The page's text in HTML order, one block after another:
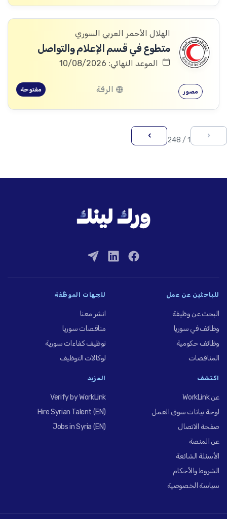
الهلال الأحمر العربي السوري
متطوع في قسم الإعلام والتواصل
الموعد النهائي: 10/08/2026
مصور الرقة مفتوحة
‹
1 / 248
›
للباحثين عن عمل
البحث عن وظيفة
وظائف في سوريا
وظائف حكومية
المناقصات
للجهات الموظِّفة
انشر معنا
مناقصات سوريا
توظيف كفاءات سورية
لوكالات التوظيف
اكتشف
عن WorkLink
لوحة بيانات سوق العمل
صفحة الاتصال
عن المنصة
الأسئلة الشائعة
الشروط والأحكام
سياسة الخصوصية
المزيد
Verify by WorkLink
Hire Syrian Talent (EN)
Jobs in Syria (EN)